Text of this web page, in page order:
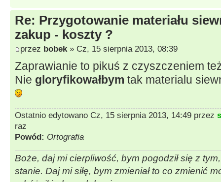
Re: Przygotowanie materiału
zakup - koszty ?
przez bobek» Cz, 15 sierpnia 2013, 08:39
Zaprawianie to pikuś z czyszczeniem
Nie gloryfikowałbym tak materialu
Ostatnio edytowano Cz, 15 sierpnia 2013, 14:49 przez
raz
Powód: Ortografia
Boże, daj mi cierpliwość, bym pogodził się z
stanie. Daj mi siłę, bym zmieniał to co zmienić